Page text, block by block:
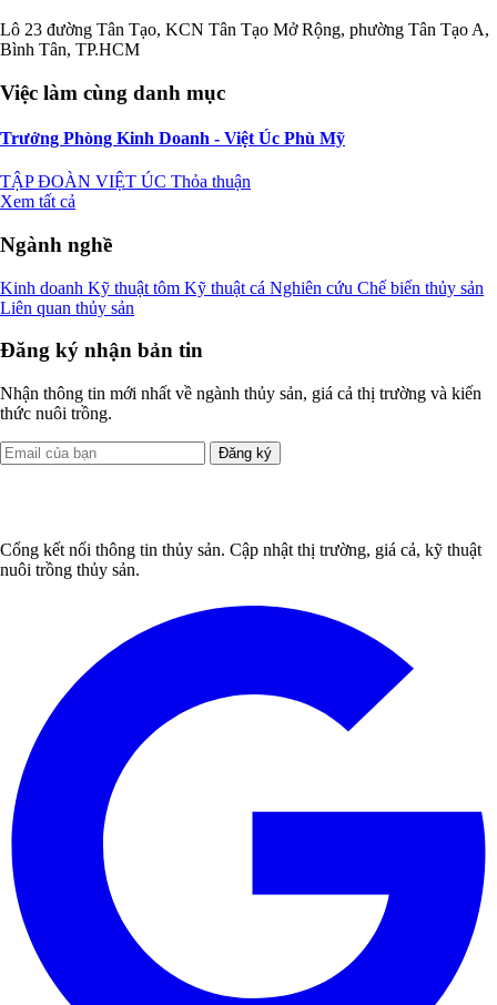
Lô 23 đường Tân Tạo, KCN Tân Tạo Mở Rộng, phường Tân Tạo A,
Bình Tân, TP.HCM
Việc làm cùng danh mục
Trưởng Phòng Kinh Doanh - Việt Úc Phù Mỹ
TẬP ĐOÀN VIỆT ÚC Thỏa thuận
Xem tất cả
Ngành nghề
Kinh doanh Kỹ thuật tôm Kỹ thuật cá Nghiên cứu Chế biến thủy sản
Liên quan thủy sản
Đăng ký nhận bản tin
Nhận thông tin mới nhất về ngành thủy sản, giá cả thị trường và kiến
thức nuôi trồng.
Đăng ký
Cổng kết nối thông tin thủy sản. Cập nhật thị trường, giá cả, kỹ thuật
nuôi trồng thủy sản.